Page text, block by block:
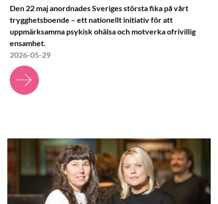
Den 22 maj anordnades Sveriges största fika på vårt
trygghetsboende – ett nationellt initiativ för att
uppmärksamma psykisk ohälsa och motverka ofrivillig
ensamhet.
2026-05-29